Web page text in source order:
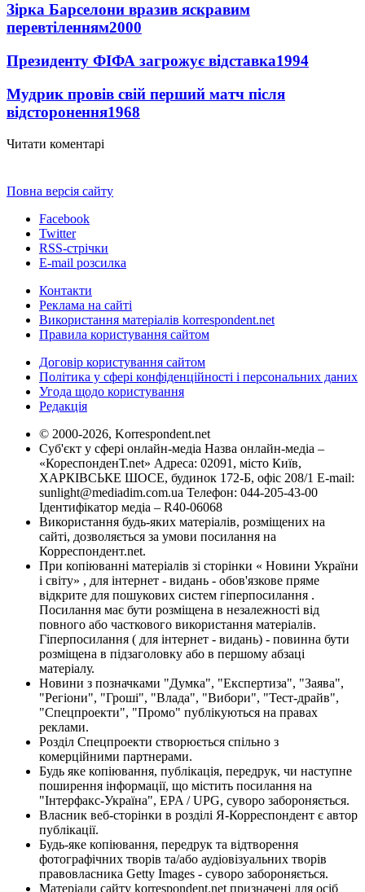
Зірка Барселони вразив яскравим
перевтіленням2000
Президенту ФІФА загрожує відставка1994
Мудрик провів свій перший матч після
відсторонення1968
Читати коментарі
Повна версія сайту
Facebook
Twitter
RSS-стрічки
E-mail розсилка
Контакти
Реклама на сайті
Використання матеріалів korrespondent.net
Правила користування сайтом
Договір користування сайтом
Політика у сфері конфіденційності і персональних даних
Угода щодо користування
Редакція
© 2000-2026, Korrespondent.net
Суб'єкт у сфері онлайн-медіа Назва онлайн-медіа –
«КореспонденТ.net» Адреса: 02091, місто Київ,
ХАРКІВСЬКЕ ШОСЕ, будинок 172-Б, офіс 208/1 E-mail:
sunlight@mediadim.com.ua Телефон: 044-205-43-00
Ідентифікатор медіа – R40-06068
Використання будь-яких матеріалів, розміщених на
сайті, дозволяється за умови посилання на
Корреспондент.net.
При копіюванні матеріалів зі сторінки « Новини України
і світу» , для інтернет - видань - обов'язкове пряме
відкрите для пошукових систем гіперпосилання .
Посилання має бути розміщена в незалежності від
повного або часткового використання матеріалів.
Гіперпосилання ( для інтернет - видань) - повинна бути
розміщена в підзаголовку або в першому абзаці
матеріалу.
Новини з позначками "Думка", "Експертиза", "Заява",
"Регіони", "Гроші", "Влада", "Вибори", "Тест-драйв",
"Спецпроекти", "Промо" публікуються на правах
реклами.
Розділ Спецпроекти створюється спільно з
комерційними партнерами.
Будь яке копіювання, публікація, передрук, чи наступне
поширення інформації, що містить посилання на
"Інтерфакс-Україна", EPA / UPG, суворо забороняється.
Власник веб-сторінки в розділі Я-Корреспондент є автор
публікації.
Будь-яке копіювання, передрук та відтворення
фотографічних творів та/або аудіовізуальних творів
правовласника Getty Images - суворо забороняється.
Матеріали сайту korrespondent.net призначені для осіб